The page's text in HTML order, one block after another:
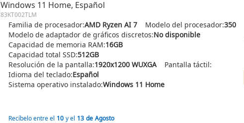
Windows 11 Home, Español
83KT002TLM
Familia de procesador:AMD Ryzen AI 7 Modelo del procesador:350
Modelo de adaptador de gráficos discretos:No disponible
Capacidad de memoria RAM:16GB
Capacidad total SSD:512GB
Resolución de la pantalla:1920x1200 WUXGA
Pantalla táctil:
Idioma del teclado:Español
Sistema operativo instalado:Windows 11 Home
Recíbelo entre el 10 y el 13 de Agosto